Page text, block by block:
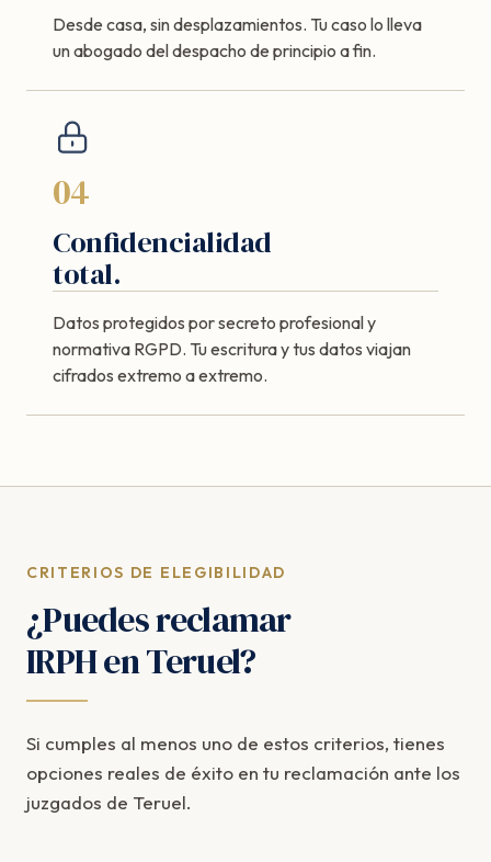
Desde casa, sin desplazamientos. Tu caso lo lleva
un abogado del despacho de principio a fin.
04
Confidencialidad
total.
Datos protegidos por secreto profesional y
normativa RGPD. Tu escritura y tus datos viajan
cifrados extremo a extremo.
CRITERIOS DE ELEGIBILIDAD
¿Puedes reclamar
IRPH en Teruel?
Si cumples al menos uno de estos criterios, tienes
opciones reales de éxito en tu reclamación ante los
juzgados de Teruel.